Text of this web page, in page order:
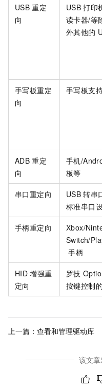
USB 重定
向
USB 打印
读卡器/等
外其他的
手写板重定
向
手写板支
ADB 重定
向
手机/
板等
串口重定向 USB 转串
标准串口
手柄重定向
Xbox/
Switch/
手柄
HID 增强重
定向
罗技
按键控制
上一篇： 查看和管理驱动库
该文章